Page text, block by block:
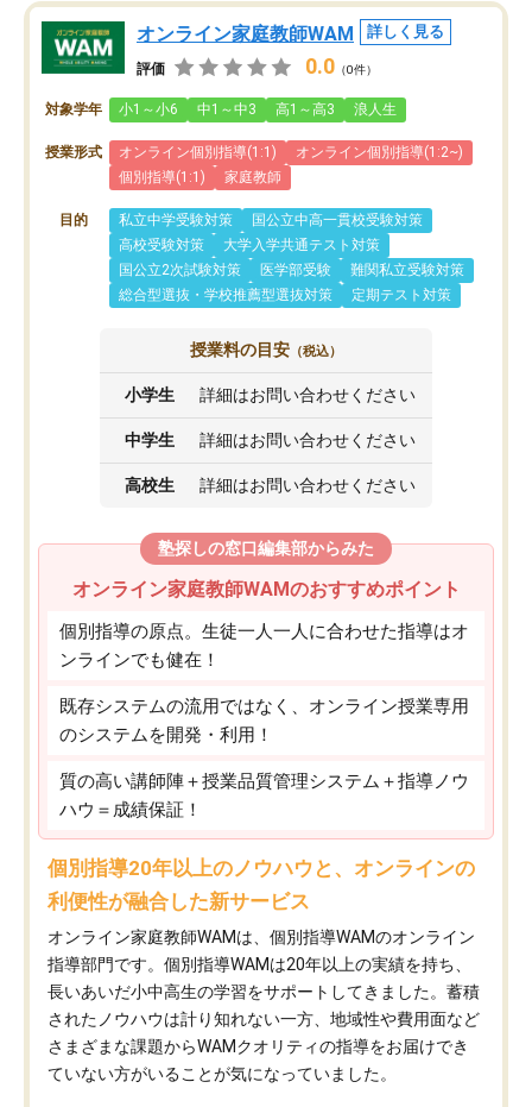
オンライン家庭教師WAM 詳しく見る
評価 0.0 （0件）
対象学年 小1～小6 中1～中3 高1～高3 浪人生
授業形式 オンライン個別指導(1:1)
オンライン個別指導(1:2~)
個別指導(1:1)
家庭教師
目的 私立中学受験対策
国公立中高一貫校受験対策
高校受験対策
大学入学共通テスト対策
国公立2次試験対策
医学部受験
難関私立受験対策
総合型選抜・学校推薦型選抜対策
定期テスト対策
授業料の目安 （税込）
小学生 詳細はお問い合わせください
中学生 詳細はお問い合わせください
高校生 詳細はお問い合わせください
塾探しの窓口編集部からみた
オンライン家庭教師WAMのおすすめポイント
個別指導の原点。生徒一人一人に合わせた指導はオ
ンラインでも健在！
既存システムの流用ではなく、オンライン授業専用
のシステムを開発・利用！
質の高い講師陣＋授業品質管理システム＋指導ノウ
ハウ＝成績保証！
個別指導20年以上のノウハウと、オンラインの
利便性が融合した新サービス
オンライン家庭教師WAMは、個別指導WAMのオンライン
指導部門です。個別指導WAMは20年以上の実績を持ち、
長いあいだ小中高生の学習をサポートしてきました。蓄積
されたノウハウは計り知れない一方、地域性や費用面など
さまざまな課題からWAMクオリティの指導をお届けでき
ていない方がいることが気になっていました。